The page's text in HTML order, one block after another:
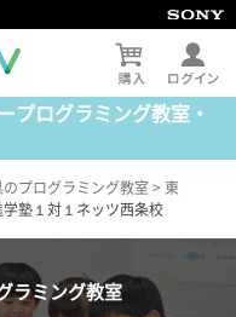
プログラミング教室・
のプログラミング教室 > 東
学塾１対１ネッツ西条校
ラミング教室